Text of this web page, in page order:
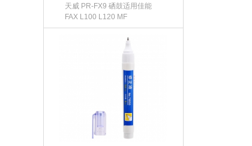
天威 PR-FX9 硒鼓适用佳能
FAX L100 L120 MF